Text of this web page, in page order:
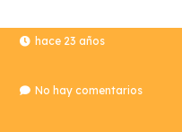
hace 23 años
No hay comentarios